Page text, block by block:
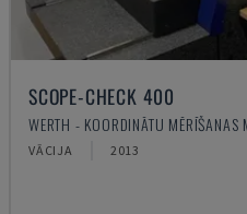
SCOPE-CHECK 400
WERTH - KOORDINĀTU
VĀCIJA 2013